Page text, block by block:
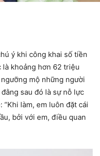
ý khi công khai số tiền
là khoảng hơn 62 triệu
mộ những người
sau đó là sự nỗ lực
làm, em luôn đặt cái
bởi với em, điều quan